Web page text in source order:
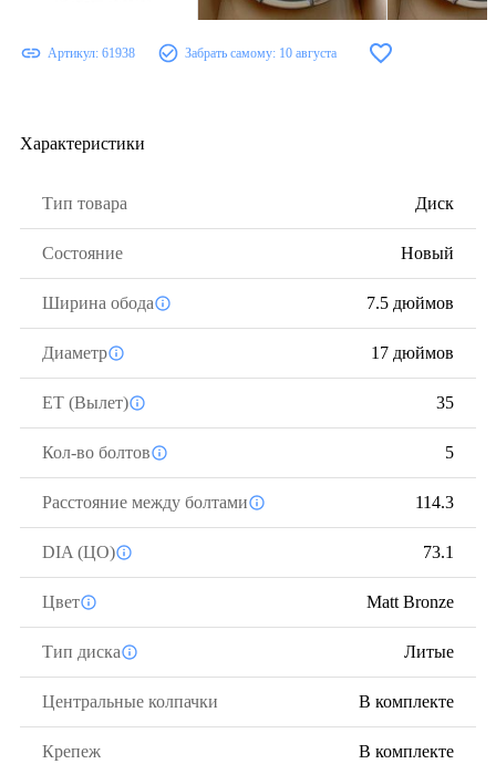
Артикул: 61938 Забрать самому: 10 августа
Характеристики
Тип товара Диск
Состояние Новый
Ширина обода 7.5 дюймов
Диаметр 17 дюймов
ЕТ (Вылет) 35
Кол-во болтов 5
Расстояние между болтами 114.3
DIA (ЦО) 73.1
Цвет Matt Bronze
Тип диска Литые
Центральные колпачки В комплекте
Крепеж В комплекте